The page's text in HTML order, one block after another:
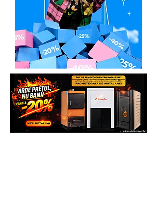
/ office@krafteprofesional.ro
+40 737 369 799
In urma unei discutii telefonice, se va
preconstata defectiunea sau eroarea de
functionare invocata, de foarte multe
ori, putandu-se rezolva problema chiar
si telefonic.
Pasul 2. In cazul in care la distanta nu s-
a putut rezolva problema invocata,
clientul va trebui sa expedieze
produsul Partenerului Service la adresa:
kraftprofesional